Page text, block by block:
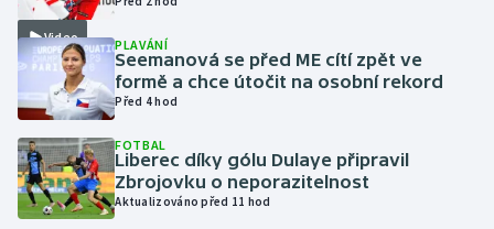
Lezení
Lyže a snowboard
Moderní pětiboj
Motorsport
Video PLAVÁNÍ
Seemanová se před ME cítí zpět ve
formě a chce útočit na osobní rekord
Před 4 hod
FOTBAL
Liberec díky gólu Dulaye připravil
Zbrojovku o neporazitelnost
Aktualizováno před 11 hod